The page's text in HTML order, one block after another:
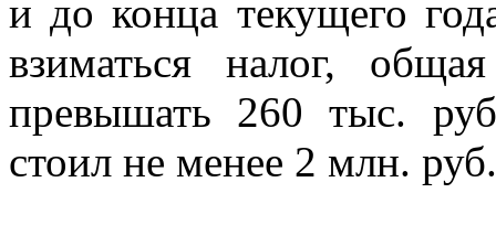
и до конца текущего
взиматься налог,
превышать 260 тыс.
стоил не менее 2 млн.